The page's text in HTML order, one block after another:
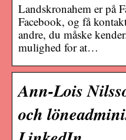
Landskronahem er på
Facebook, og få
andre, du måske
mulighed for at…
Ann-Lois
och